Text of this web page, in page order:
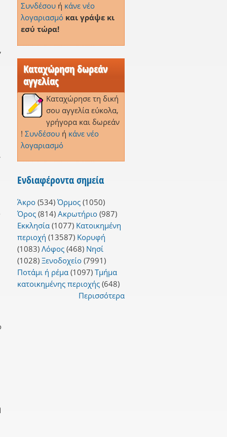
,
Συνδέσουή κάνε νέο
λογαριασμό και γράψε κι
εσύ τώρα!
Καταχώρηση δωρεάν
αγγελίας
Καταχώρησε τη δική
σου αγγελία εύκολα,
γρήγορα και δωρεάν
! Συνδέσουή κάνε νέο
λογαριασμό
Ενδιαφέροντα σημεία
Άκρο(534) Όρμος(1050)
Όρος(814) Ακρωτήριο(987)
Εκκλησία(1077) Κατοικημένη
περιοχή (13587) Κορυφή
(1083) Λόφος(468) Νησί
(1028) Ξενοδοχείο(7991)
Ποτάμι ή ρέμα(1097) Τμήμα
κατοικημένης περιοχής(648)
Περισσότερα